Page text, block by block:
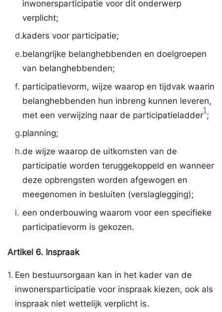
inwonersparticipatie voor dit onderwerp
verplicht;
d.kaders voor participatie;
e.belangrijke belanghebbenden en doelgroepen
van belanghebbenden;
f. participatievorm, wijze waarop en tijdvak waarin
belanghebbenden hun inbreng kunnen leveren,
met een verwijzing naar de participatieladder
1
;
g.planning;
h.de wijze waarop de uitkomsten van de
participatie worden teruggekoppeld en wanneer
deze opbrengsten worden afgewogen en
meegenomen in besluiten (verslaglegging);
i. een onderbouwing waarom voor een specifieke
participatievorm is gekozen.
Artikel 6. Inspraak
1. Een bestuursorgaan kan in het kader van de
inwonersparticipatie voor inspraak kiezen, ook als
inspraak niet wettelijk verplicht is.